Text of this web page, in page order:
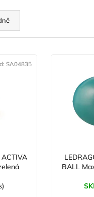
ACTIVA
SA04835
BALL